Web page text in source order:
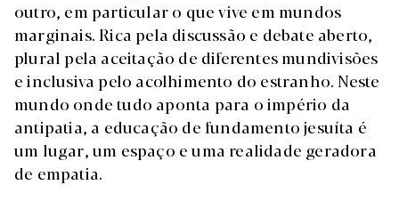
outro, em particular o que vive em mundos
marginais. Rica pela discussão e debate aberto,
plural pela aceitação de diferentes mundivisões
e inclusiva pelo acolhimento do estranho. Neste
mundo onde tudo aponta para o império da
antipatia, a educação de fundamento jesuíta é
um lugar, um espaço e uma realidade geradora
de empatia.